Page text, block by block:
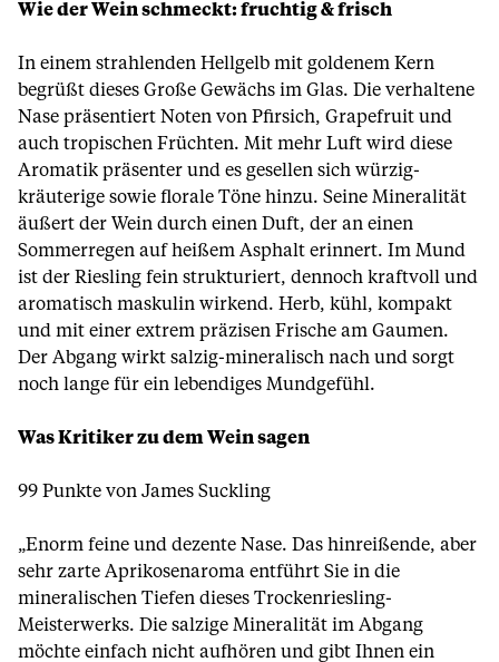
Wie der Wein schmeckt: fruchtig & frisch
In einem strahlenden Hellgelb mit goldenem Kern
begrüßt dieses Große Gewächs im Glas. Die verhaltene
Nase präsentiert Noten von Pfirsich, Grapefruit und
auch tropischen Früchten. Mit mehr Luft wird diese
Aromatik präsenter und es gesellen sich würzig-
kräuterige sowie florale Töne hinzu. Seine Mineralität
äußert der Wein durch einen Duft, der an einen
Sommerregen auf heißem Asphalt erinnert. Im Mund
ist der Riesling fein strukturiert, dennoch kraftvoll und
aromatisch maskulin wirkend. Herb, kühl, kompakt
und mit einer extrem präzisen Frische am Gaumen.
Der Abgang wirkt salzig-mineralisch nach und sorgt
noch lange für ein lebendiges Mundgefühl.
Was Kritiker zu dem Wein sagen
99 Punkte von James Suckling
„Enorm feine und dezente Nase. Das hinreißende, aber
sehr zarte Aprikosenaroma entführt Sie in die
mineralischen Tiefen dieses Trockenriesling-
Meisterwerks. Die salzige Mineralität im Abgang
möchte einfach nicht aufhören und gibt Ihnen ein